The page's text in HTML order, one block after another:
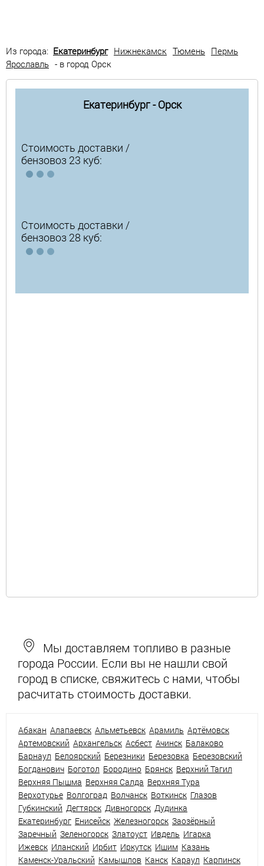
Из города: Екатеринбург Нижнекамск Тюмень Пермь
Ярославль - в город Орск
Екатеринбург - Орск
Стоимость доставки /
бензовоз 23 куб:
Стоимость доставки /
бензовоз 28 куб:
Мы доставляем топливо в разные
города России. Если вы не нашли свой
город в списке, свяжитесь с нами, чтобы
расчитать стоимость доставки.
Абакан Алапаевск Альметьевск Арамиль Артёмовск
Артемовский Архангельск Асбест Ачинск Балаково
Барнаул Белоярский Березники Березовка Березовский
Богданович Боготол Бородино Брянск Верхний Тагил
Верхняя Пышма Верхняя Салда Верхняя Тура
Верхотурье Волгоград Волчанск Воткинск Глазов
Губкинский Дегтярск Дивногорск Дудинка
Екатеринбург Енисейск Железногорск Заозёрный
Заречный Зеленогорск Златоуст Ивдель Игарка
Ижевск Иланский Ирбит Иркутск Ишим Казань
Каменск-Уральский Камышлов Канск Караул Карпинск